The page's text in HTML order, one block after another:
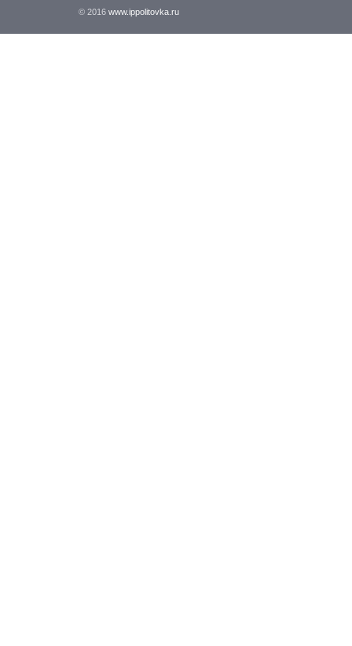
© 2016 www.ippolitovka.ru